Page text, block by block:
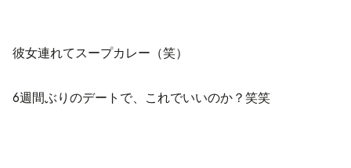
彼女連れてスープカレー（笑）
6週間ぶりのデートで、これでいいのか？笑笑